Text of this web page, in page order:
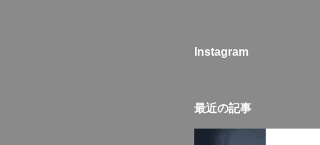
Instagram
最近の記事